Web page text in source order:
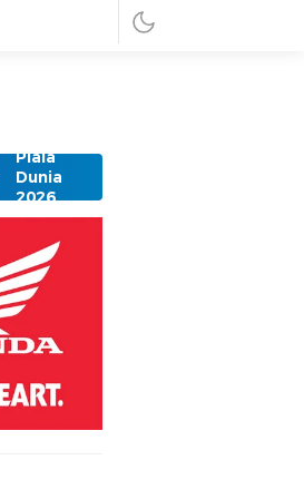
Piala
Dunia
2026